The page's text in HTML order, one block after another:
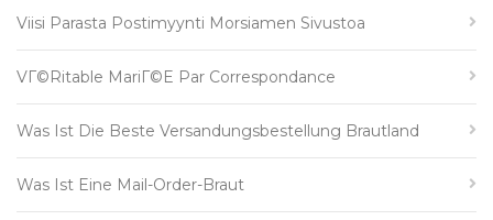
Viisi Parasta Postimyynti Morsiamen Sivustoa
VГ©ritable MariГ©e Par Correspondance
Was Ist Die Beste Versandungsbestellung Brautland
Was Ist Eine Mail-Order-Braut